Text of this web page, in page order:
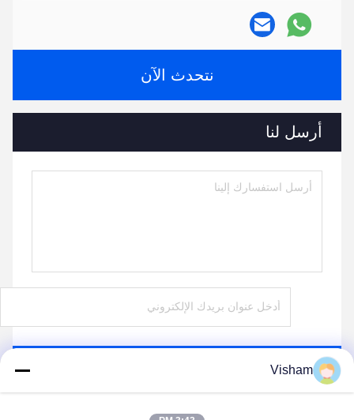
نتحدث الآن
أرسل لنا
Visham